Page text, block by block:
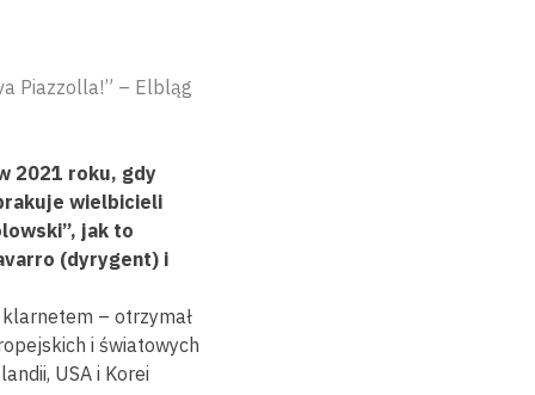
Piazzolla!” – Elbląg
2021 roku, gdy
wielbicieli
jak to
(dyrygent) i
– otrzymał
i światowych
USA i Korei